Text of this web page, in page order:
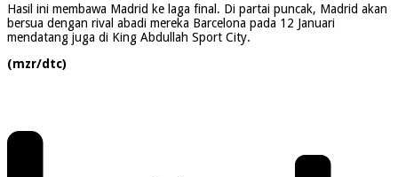
Hasil ini membawa Madrid ke laga final. Di partai puncak, Madrid akan
bersua dengan rival abadi mereka Barcelona pada 12 Januari
mendatang juga di King Abdullah Sport City.
(mzr/dtc)